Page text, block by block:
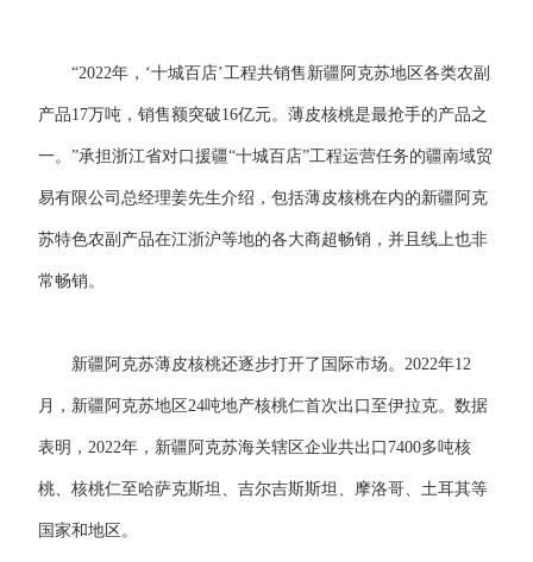
“2022年，‘十城百店’工程共销售新疆阿克苏地区各类农副
产品17万吨，销售额突破16亿元。薄皮核桃是最抢手的产品之
一。”承担浙江省对口援疆“十城百店”工程运营任务的疆南域贸
易有限公司总经理姜先生介绍，包括薄皮核桃在内的新疆阿克
苏特色农副产品在江浙沪等地的各大商超畅销，并且线上也非
常畅销。
新疆阿克苏薄皮核桃还逐步打开了国际市场。2022年12
月，新疆阿克苏地区24吨地产核桃仁首次出口至伊拉克。数据
表明，2022年，新疆阿克苏海关辖区企业共出口7400多吨核
桃、核桃仁至哈萨克斯坦、吉尔吉斯斯坦、摩洛哥、土耳其等
国家和地区。